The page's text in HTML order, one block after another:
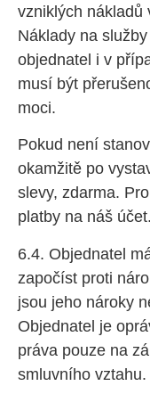
vzniklých nákladů
Náklady na
objednatel i v
musí být
moci.
Pokud není
okamžitě po
slevy, zdarma.
platby na náš účet.
6.4. Objednatel
započíst proti
jsou jeho nároky
Objednatel je
práva pouze na
smluvního vztahu.